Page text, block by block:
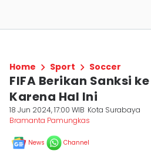
Home Sport Soccer
FIFA Berikan Sanksi
Karena Hal Ini
18 Jun 2024, 17:00 WIB Kota Surabaya
Bramanta Pamungkas
News Channel